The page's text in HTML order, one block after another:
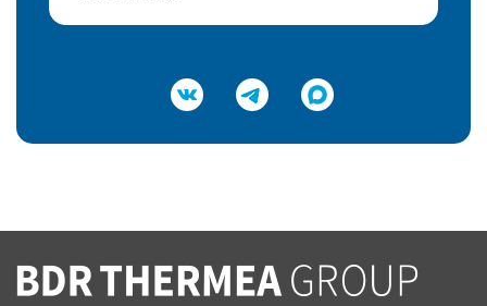
Подтвердить e-mail
Вы соглашаетесь с нашей политикой
конфеденциальности